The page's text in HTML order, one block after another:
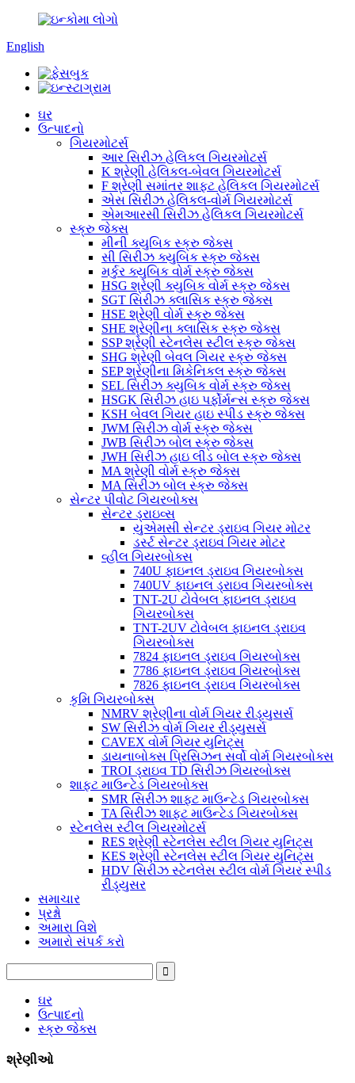
English
ઘર
ઉત્પાદનો
ગિયરમોટર્સ
આર સિરીઝ હેલિકલ ગિયરમોટર્સ
K શ્રેણી હેલિકલ-બેવલ ગિયરમોટર્સ
F શ્રેણી સમાંતર શાફ્ટ હેલિકલ ગિયરમોટર્સ
એસ સિરીઝ હેલિકલ-વોર્મ ગિયરમોટર્સ
એમઆરસી સિરીઝ હેલિકલ ગિયરમોટર્સ
સ્ક્રુ જેક્સ
મીની ક્યુબિક સ્ક્રુ જેક્સ
સી સિરીઝ ક્યુબિક સ્ક્રુ જેક્સ
મર્કુર ક્યુબિક વોર્મ સ્ક્રુ જેક્સ
HSG શ્રેણી ક્યુબિક વોર્મ સ્ક્રુ જેક્સ
SGT સિરીઝ ક્લાસિક સ્ક્રુ જેક્સ
HSE શ્રેણી વોર્મ સ્ક્રુ જેક્સ
SHE શ્રેણીના ક્લાસિક સ્ક્રુ જેક્સ
SSP શ્રેણી સ્ટેનલેસ સ્ટીલ સ્ક્રુ જેક્સ
SHG શ્રેણી બેવલ ગિયર સ્ક્રુ જેક્સ
SEP શ્રેણીના મિકેનિકલ સ્ક્રુ જેક્સ
SEL સિરીઝ ક્યુબિક વોર્મ સ્ક્રુ જેક્સ
HSGK સિરીઝ હાઇ પર્ફોર્મન્સ સ્ક્રુ જેક્સ
KSH બેવલ ગિયર હાઇ સ્પીડ સ્ક્રુ જેક્સ
JWM સિરીઝ વોર્મ સ્ક્રુ જેક્સ
JWB સિરીઝ બોલ સ્ક્રુ જેક્સ
JWH સિરીઝ હાઇ લીડ બોલ સ્ક્રુ જેક્સ
MA શ્રેણી વોર્મ સ્ક્રુ જેક્સ
MA સિરીઝ બોલ સ્ક્રુ જેક્સ
સેન્ટર પીવોટ ગિયરબોક્સ
સેન્ટર ડ્રાઇવ્સ
યુએમસી સેન્ટર ડ્રાઇવ ગિયર મોટર
ડર્સ્ટ સેન્ટર ડ્રાઇવ ગિયર મોટર
વ્હીલ ગિયરબોક્સ
740U ફાઇનલ ડ્રાઇવ ગિયરબોક્સ
740UV ફાઇનલ ડ્રાઇવ ગિયરબોક્સ
TNT-2U ટોવેબલ ફાઇનલ ડ્રાઇવ
ગિયરબોક્સ
TNT-2UV ટોવેબલ ફાઇનલ ડ્રાઇવ
ગિયરબોક્સ
7824 ફાઇનલ ડ્રાઇવ ગિયરબોક્સ
7786 ફાઇનલ ડ્રાઇવ ગિયરબોક્સ
7826 ફાઇનલ ડ્રાઇવ ગિયરબોક્સ
કૃમિ ગિયરબોક્સ
NMRV શ્રેણીના વોર્મ ગિયર રીડ્યુસર્સ
SW સિરીઝ વોર્મ ગિયર રીડ્યુસર્સ
CAVEX વોર્મ ગિયર યુનિટ્સ
ડાયનાબોક્સ પ્રિસિઝન સર્વો વોર્મ ગિયરબોક્સ
TROI ડ્રાઇવ TD સિરીઝ ગિયરબોક્સ
શાફ્ટ માઉન્ટેડ ગિયરબોક્સ
SMR સિરીઝ શાફ્ટ માઉન્ટેડ ગિયરબોક્સ
TA સિરીઝ શાફ્ટ માઉન્ટેડ ગિયરબોક્સ
સ્ટેનલેસ સ્ટીલ ગિયરમોટર્સ
RES શ્રેણી સ્ટેનલેસ સ્ટીલ ગિયર યુનિટ્સ
KES શ્રેણી સ્ટેનલેસ સ્ટીલ ગિયર યુનિટ્સ
HDV સિરીઝ સ્ટેનલેસ સ્ટીલ વોર્મ ગિયર સ્પીડ
રીડ્યુસર
સમાચાર
પ્રશ્નો
અમારા વિશે
અમારો સંપર્ક કરો
ઘર
ઉત્પાદનો
સ્ક્રુ જેક્સ
શ્રેણીઓ